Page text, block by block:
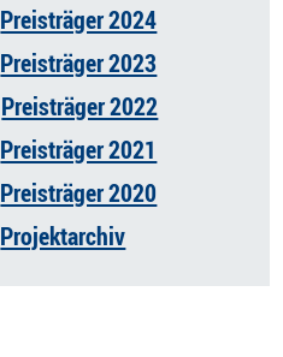
Preisträger 2024
Preisträger 2023
Preisträger 2022
Preisträger 2021
Preisträger 2020
Projektarchiv